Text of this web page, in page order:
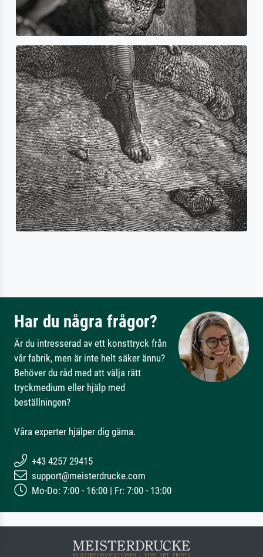
Har du några frågor?
Är du intresserad av ett konsttryck från
vår fabrik, men är inte helt säker ännu?
Behöver du råd med att välja rätt
tryckmedium eller hjälp med
beställningen?
Våra experter hjälper dig gärna.
+43 4257 29415
support@meisterdrucke.com
Mo-Do: 7:00 - 16:00 | Fr: 7:00 - 13:00